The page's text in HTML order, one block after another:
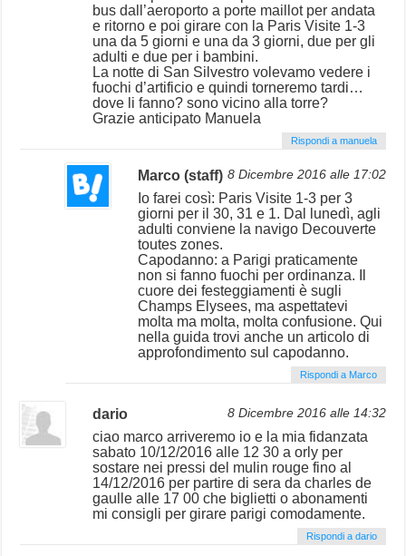
bus dall’aeroporto a porte maillot per andata
e ritorno e poi girare con la Paris Visite 1-3
una da 5 giorni e una da 3 giorni, due per gli
adulti e due per i bambini.
La notte di San Silvestro volevamo vedere i
fuochi d’artificio e quindi torneremo tardi…
dove li fanno? sono vicino alla torre?
Grazie anticipato Manuela
Rispondi a manuela
Marco (staff) 8 Dicembre 2016 alle 17:02
Io farei così: Paris Visite 1-3 per 3
giorni per il 30, 31 e 1. Dal lunedì, agli
adulti conviene la navigo Decouverte
toutes zones.
Capodanno: a Parigi praticamente
non si fanno fuochi per ordinanza. Il
cuore dei festeggiamenti è sugli
Champs Elysees, ma aspettatevi
molta ma molta, molta confusione. Qui
nella guida trovi anche un articolo di
approfondimento sul capodanno.
Rispondi a Marco
dario 8 Dicembre 2016 alle 14:32
ciao marco arriveremo io e la mia fidanzata
sabato 10/12/2016 alle 12 30 a orly per
sostare nei pressi del mulin rouge fino al
14/12/2016 per partire di sera da charles de
gaulle alle 17 00 che biglietti o abonamenti
mi consigli per girare parigi comodamente.
Rispondi a dario